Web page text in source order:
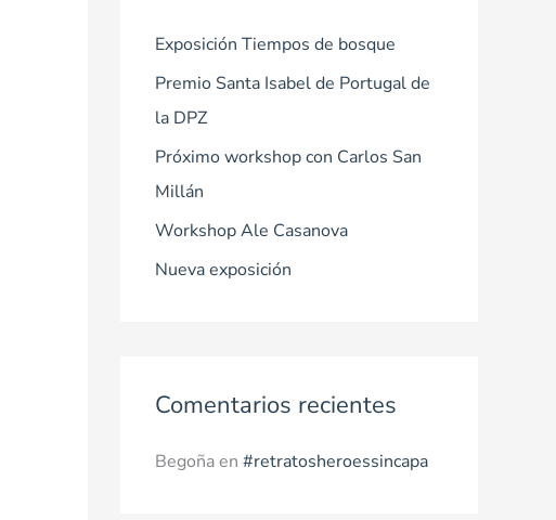
p
o
r
:
Exposición Tiempos de bosque
Premio Santa Isabel de Portugal de
la DPZ
Próximo workshop con Carlos San
Millán
Workshop Ale Casanova
Nueva exposición
Comentarios recientes
Begoñaen #retratosheroessincapa